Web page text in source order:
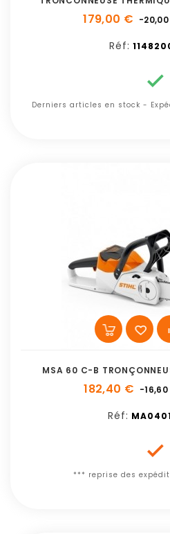
179,00 € -
Réf:

Derniers articles en stock -
MSA 60 C-B
182,40 € -
Réf:

*** reprise des